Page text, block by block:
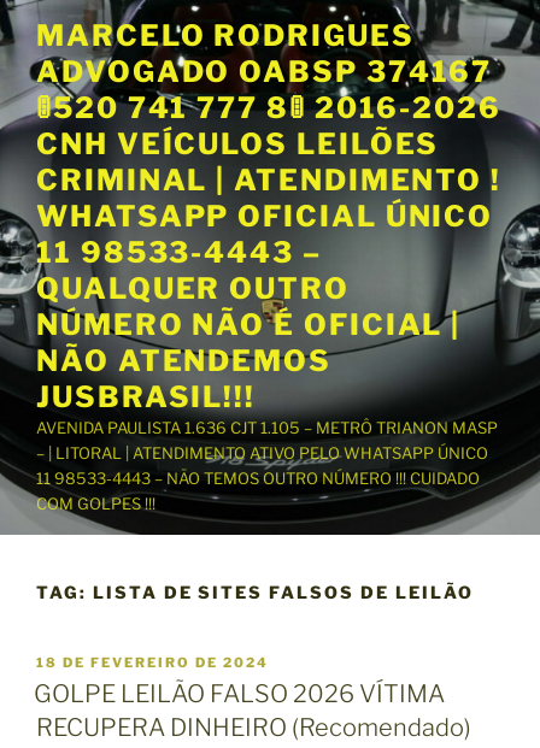
P
u
a
r
r
a
o
c
o
n
t
ú
d
MARCELO RODRIGUES
ADVOGADO OABSP 374167
🚦520 741 777 8🚦 2016-2026
CNH VEÍCULOS LEILÕES
CRIMINAL | ATENDIMENTO !
WHATSAPP OFICIAL ÚNICO
11 98533-4443 –
QUALQUER OUTRO
NÚMERO NÃO É OFICIAL |
NÃO ATENDEMOS
JUSBRASIL!!!
AVENIDA PAULISTA 1.636 CJT 1.105 – METRÔ TRIANON MASP
– | LITORAL | ATENDIMENTO ATIVO PELO WHATSAPP ÚNICO
11 98533-4443 – NÃO TEMOS OUTRO NÚMERO !!! CUIDADO
COM GOLPES !!!
TAG: LISTA DE SITES FALSOS DE LEILÃO
P
U
B
L
18 DE FEVEREIRO DE 2024
GOLPE LEILÃO FALSO 2026 VÍTIMA
RECUPERA DINHEIRO (Recomendado)